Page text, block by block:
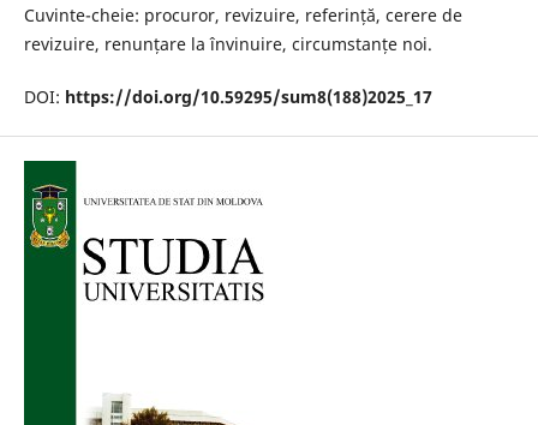
Cuvinte-cheie: procuror, revizuire, referință, cerere de
revizuire, renunțare la învinuire, circumstanțe noi.
DOI: https://doi.org/10.59295/sum8(188)2025_17